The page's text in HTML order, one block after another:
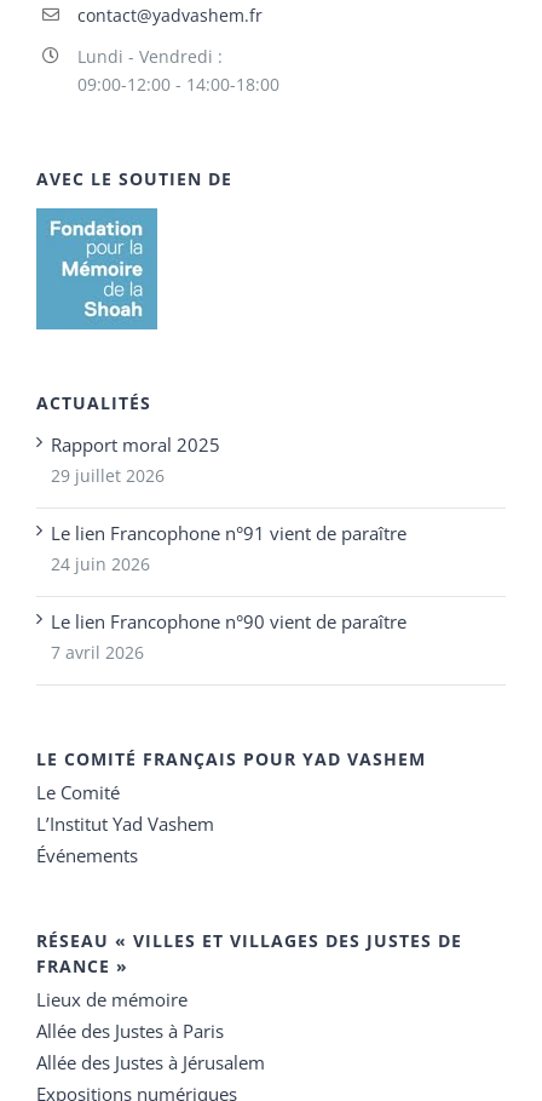
contact@yadvashem.fr
Lundi - Vendredi :
09:00-12:00 - 14:00-18:00
AVEC LE SOUTIEN DE
ACTUALITÉS
Rapport moral 2025
29 juillet 2026
Le lien Francophone n°91 vient de paraître
24 juin 2026
Le lien Francophone n°90 vient de paraître
7 avril 2026
LE COMITÉ FRANÇAIS POUR YAD VASHEM
Le Comité
L’Institut Yad Vashem
Événements
RÉSEAU « VILLES ET VILLAGES DES JUSTES DE
FRANCE »
Lieux de mémoire
Allée des Justes à Paris
Allée des Justes à Jérusalem
Expositions numériques